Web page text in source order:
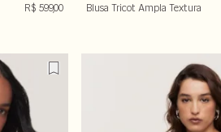
R$ 599,00 Blusa Tricot Ampla Textura